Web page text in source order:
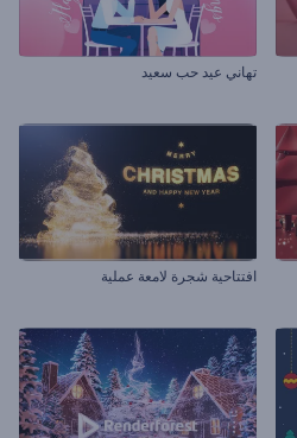
تهاني عيد حب سعيد
افتتاحية شجرة لامعة عملية